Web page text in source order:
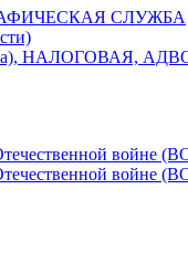
СЛУЖБА
НАЛОГОВАЯ,
войне
войне